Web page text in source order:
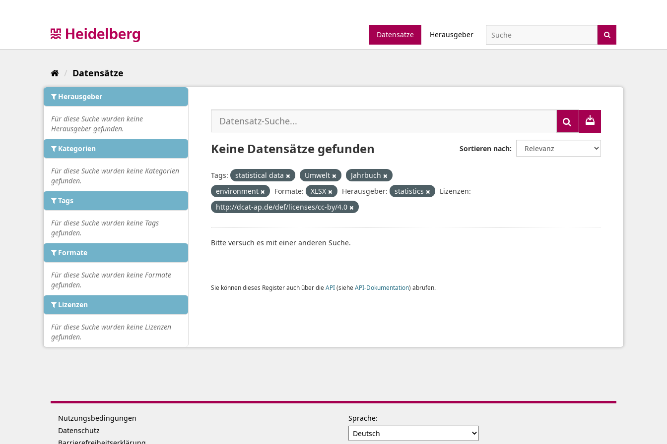
Datensätze
Herausgeber
Datensätze
Herausgeber
Für diese Suche wurden keine
Herausgeber gefunden.
Kategorien
Für diese Suche wurden keine Kategorien
gefunden.
Tags
Für diese Suche wurden keine Tags
gefunden.
Formate
Für diese Suche wurden keine Formate
gefunden.
Lizenzen
Für diese Suche wurden keine Lizenzen
gefunden.
Sortieren nach
Keine Datensätze gefunden
Tags: statistical data Umwelt
Jahrbuch
environment
Formate: XLSX Herausgeber: statistics
Lizenzen:
http://dcat-ap.de/def/licenses/cc-by/4.0
Bitte versuch es mit einer anderen Suche.
Sie können dieses Register auch über die API(siehe API-Dokumentation) abrufen.
Nutzungsbedingungen
Datenschutz
Sprache